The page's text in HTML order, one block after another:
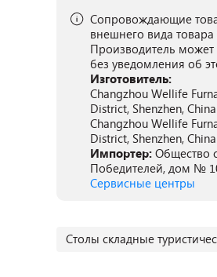
Сопровождающие
внешнего вида товара
Производитель может
без уведомления об
Изготовитель:
Changzhou Wellife
District, Shenzhen,
Changzhou Wellife
District, Shenzhen,
Импортер: Общество
Победителей, дом №
Сервисные центры
Столы складные